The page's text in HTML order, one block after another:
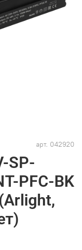
арт. 042920
SP-
PFC-BK